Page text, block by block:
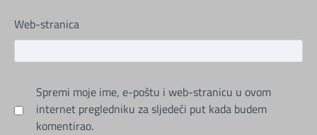
Web-stranica
Spremi moje ime, e-poštu i web-stranicu u ovom
internet pregledniku za sljedeći put kada budem
komentirao.